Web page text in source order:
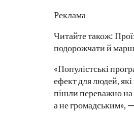
Реклама
Читайте також:
подорожчати й
«Популістські
ефект для людей,
пішли переважно на
а не громадським»,